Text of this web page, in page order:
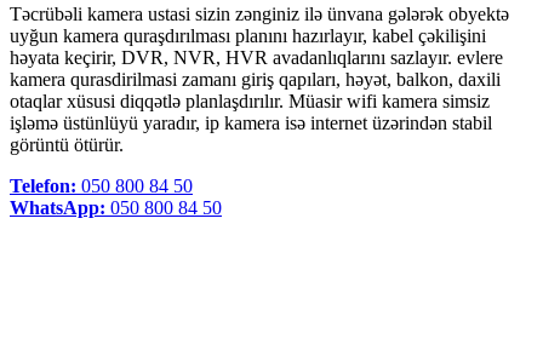
Təcrübəli kamera ustasi sizin zənginiz ilə ünvana gələrək obyektə
uyğun kamera quraşdırılması planını hazırlayır, kabel çəkilişini
həyata keçirir, DVR, NVR, HVR avadanlıqlarını sazlayır. evlere
kamera qurasdirilmasi zamanı giriş qapıları, həyət, balkon, daxili
otaqlar xüsusi diqqətlə planlaşdırılır. Müasir wifi kamera simsiz
işləmə üstünlüyü yaradır, ip kamera isə internet üzərindən stabil
görüntü ötürür.
Telefon: 050 800 84 50
WhatsApp: 050 800 84 50